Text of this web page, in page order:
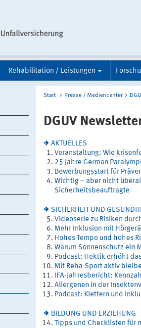
Rehabilitation / Leistungen
Start Presse / Mediencenter
DGUV
AKTUELLES
Veranstaltung: Wie
25 Jahre German
Bewerbungsstart für
Wichtig – aber nicht
Sicherheitsbeauftragte
SICHERHEIT UND
Videoserie zu Risiken
Mehr Inklusion mit
Hohes Tempo und hohes
Warum Sonnenschutz ein
Podcast: Hektik erhöht
Mit Reha-Sport aktiv
IFA-Jahresbericht:
Allergenen in der
Podcast: Klettern und
BILDUNG UND ERZIEHUNG
Tipps und Checklisten für